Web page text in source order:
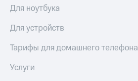
Для ноутбука
Для устройств
Тарифы для домашнего телефона
Услуги